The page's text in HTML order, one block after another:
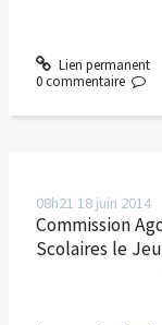
Lien permanent
0 commentaire
08h21 18 juin 2014
Commission
Scolaires le